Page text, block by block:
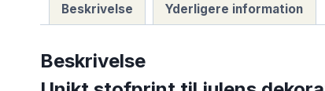
Beskrivelse Yderligere information
Beskrivelse